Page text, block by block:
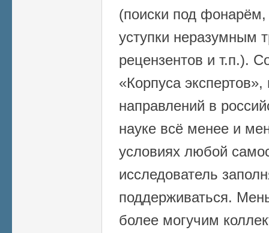
(поиски под фонарём,
уступки неразумным
рецензентов и т.п.).
«Корпуса
направлений в
науке всё менее и
условиях любой
исследователь
поддерживаться.
более могучим